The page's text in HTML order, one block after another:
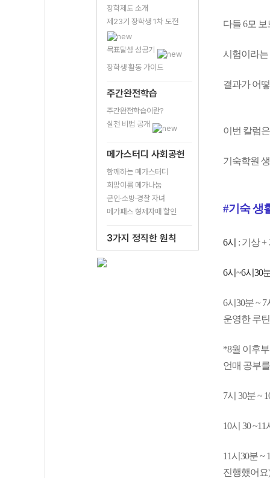
장학제도 소개
제23기 장학생 1차 도전
목표달성 성공기
장학생 활동 가이드
주간완전학습
주간완전학습이란?
실천 비법 공개
메가스터디 사회공헌
함께하는 메가스터디
희망이룸 메가나눔
군인·소방·경찰 자녀
메가패스 형제자매 할인
3가지 정직한 원칙
다들 6모
시험이라
결과가 어
이번 칼럼
기숙학원
#기숙 생
6시 : 기상
6시~6시30
6시30분 ~
운영한 루
*8월 이후
언매 공부
7시 30분 ~
10시 30
11시30분 ~
진행했어요)